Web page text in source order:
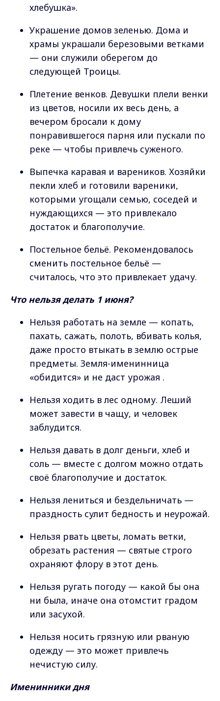
хлебушка».
Украшение домов зеленью. Дома и
храмы украшали березовыми ветками
— они служили оберегом до
следующей Троицы.
Плетение венков. Девушки плели венки
из цветов, носили их весь день, а
вечером бросали к дому
понравившегося парня или пускали по
реке — чтобы привлечь суженого.
Выпечка каравая и вареников. Хозяйки
пекли хлеб и готовили вареники,
которыми угощали семью, соседей и
нуждающихся — это привлекало
достаток и благополучие.
Постельное бельё. Рекомендовалось
сменить постельное бельё —
считалось, что это привлекает удачу.
Что нельзя делать 1 июня?
Нельзя работать на земле — копать,
пахать, сажать, полоть, вбивать колья,
даже просто втыкать в землю острые
предметы. Земля-именинница
«обидится» и не даст урожая .
Нельзя ходить в лес одному. Леший
может завести в чащу, и человек
заблудится.
Нельзя давать в долг деньги, хлеб и
соль — вместе с долгом можно отдать
своё благополучие и достаток.
Нельзя лениться и бездельничать —
праздность сулит бедность и неурожай.
Нельзя рвать цветы, ломать ветки,
обрезать растения — святые строго
охраняют флору в этот день.
Нельзя ругать погоду — какой бы она
ни была, иначе она отомстит градом
или засухой.
Нельзя носить грязную или рваную
одежду — это может привлечь
нечистую силу.
Именинники дня